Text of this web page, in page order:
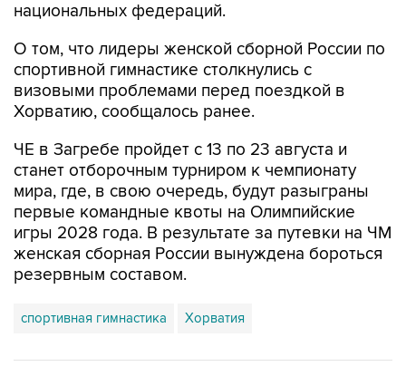
национальных федераций.
О том, что лидеры женской сборной России по
спортивной гимнастике столкнулись с
визовыми проблемами перед поездкой в
Хорватию, сообщалось ранее.
ЧЕ в Загребе пройдет с 13 по 23 августа и
станет отборочным турниром к чемпионату
мира, где, в свою очередь, будут разыграны
первые командные квоты на Олимпийские
игры 2028 года. В результате за путевки на ЧМ
женская сборная России вынуждена бороться
резервным составом.
спортивная гимнастика Хорватия